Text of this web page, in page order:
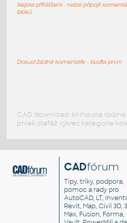
Plynová varná
Nejste přihlášeni - nelze připojit
bloků
Dosud žádné komentáře - buďte první
CAD download: knihovna
prvek stafáž výkres kategorie
CADfórum
Tipy, triky, podpora,
pomoc a rady pro
AutoCAD, LT,
Revit, Map, Civil 3D,
Max, Fusion, Forma,